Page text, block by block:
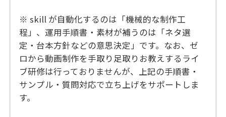
※ skill が自動化するのは「機械的な制作工
程」、運用手順書・素材が補うのは「ネタ選
定・台本方針などの意思決定」です。なお、ゼ
ロから動画制作を手取り足取りお教えするライ
ブ研修は行っておりませんが、上記の手順書・
サンプル・質問対応で立ち上げをサポートしま
す。